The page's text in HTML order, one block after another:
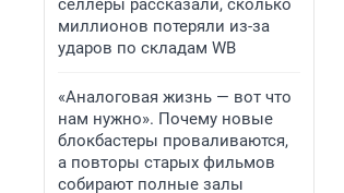
селлеры рассказали, сколько
миллионов потеряли из-за
ударов по складам WB
«Аналоговая жизнь — вот что
нам нужно». Почему новые
блокбастеры проваливаются,
а повторы старых фильмов
собирают полные залы